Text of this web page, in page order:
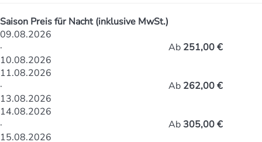
Saison Preis für Nacht (inklusive MwSt.)
09.08.2026
·
10.08.2026
Ab 251,00 €
11.08.2026
·
13.08.2026
Ab 262,00 €
14.08.2026
·
15.08.2026
Ab 305,00 €